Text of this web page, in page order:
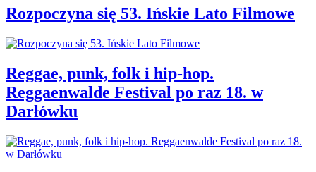
Rozpoczyna się 53. Ińskie Lato Filmowe
Reggae, punk, folk i hip-hop.
Reggaenwalde Festival po raz 18. w
Darłówku